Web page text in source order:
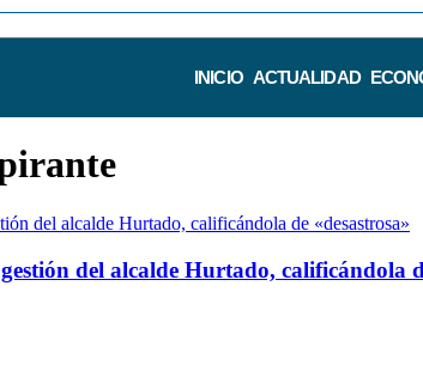
INICIO ACTUALIDAD
del alcalde Hurtado, calificándola